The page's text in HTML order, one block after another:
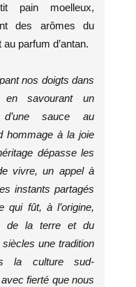
moelleux,
des arômes du
parfum d’antan.
nos doigts dans
savourant un
d’une sauce au
hommage à la joie
dépasse les
vivre, un appel à
instants partagés
qui fût, à l’origine,
de la terre et du
une tradition
la culture sud-
avec fierté que nous